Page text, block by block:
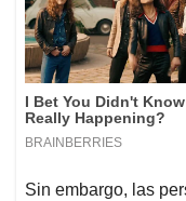
Sin embargo, las